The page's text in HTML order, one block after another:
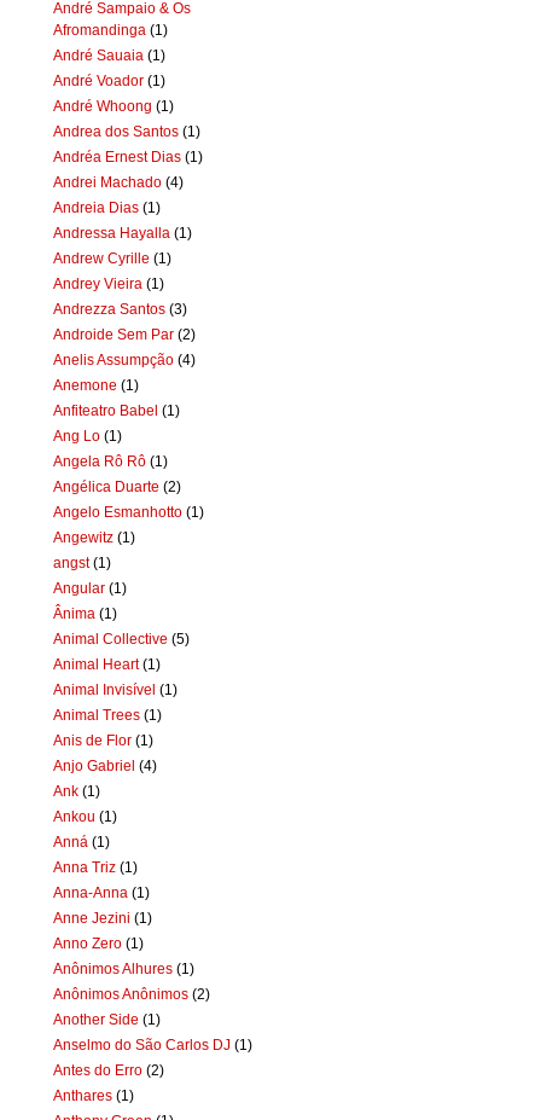
André Sampaio & Os
Afromandinga (1)
André Sauaia (1)
André Voador (1)
André Whoong (1)
Andrea dos Santos (1)
Andréa Ernest Dias (1)
Andrei Machado (4)
Andreia Dias (1)
Andressa Hayalla (1)
Andrew Cyrille (1)
Andrey Vieira (1)
Andrezza Santos (3)
Androide Sem Par (2)
Anelis Assumpção (4)
Anemone (1)
Anfiteatro Babel (1)
Ang Lo (1)
Angela Rô Rô (1)
Angélica Duarte (2)
Angelo Esmanhotto (1)
Angewitz (1)
angst (1)
Angular (1)
Ânima (1)
Animal Collective (5)
Animal Heart (1)
Animal Invisível (1)
Animal Trees (1)
Anis de Flor (1)
Anjo Gabriel (4)
Ank (1)
Ankou (1)
Anná (1)
Anna Triz (1)
Anna-Anna (1)
Anne Jezini (1)
Anno Zero (1)
Anônimos Alhures (1)
Anônimos Anônimos (2)
Another Side (1)
Anselmo do São Carlos DJ (1)
Antes do Erro (2)
Anthares (1)